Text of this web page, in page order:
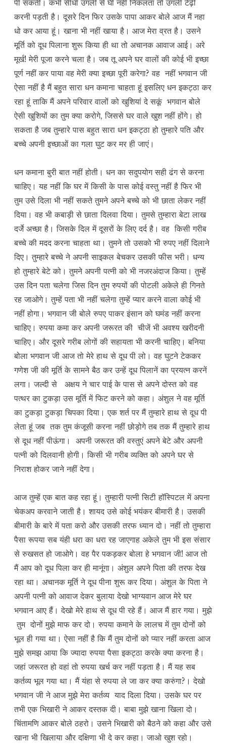
पी सकती। कभी सीधी उंगली से घी नहीं निकलता तो उंगली टेढ़ी
करनी पड़ती है। दूसरे दिन फिर उसके पापा आकर बोले आज मैं नहा
धो कर आया हूं। खाना भी नहीं खाया है। आज मेरा व्रत है। उसने
मूर्ति को दूध पिलाना शुरू किया ही था तो अचानक आवाज आई। अरे
मूर्ख! मेरी पूजा करने चला है। जब तू अपने घर वालों की कोई भी इच्छा
पूर्ण नहीं कर पाया वह मेरी क्या इच्छा पूरी करेगा? वह नहीं भगवान जी
ऐसा नहीं है मैं बहुत सारा धन कमाना चाहता हूं इसलिए धन इकट्ठा कर
रहा हूं ताकि मैं अपने परिवार वालों को खुशियां दे सकूं भगवान बोले
ऐसी खुशियों का तुम क्या करोगे, जिससे घर वाले खुश नहीं होंगे। हो
सकता है जब तुम्हारे पास बहुत सारा धन इकट्ठा हो तुम्हारे पति और
बच्चे अपनी इच्छाओं का गला घुट कर मर ही जाएं।
धन कमाना बुरी बात नहीं होती। धन का सदुपयोग सही ढंग से करना
चाहिए। यह नहीं कि घर में किसी के पास कोई वस्तु नहीं है फिर भी
तुम उसे दिला भी नहीं सकते तुमने अपने बच्चे को भी छाता लेकर नहीं
दिया। वह भी कबाड़ी से छाता दिलवा दिया। तुमसे तुम्हारा बेटा लाख
दर्जे अच्छा है। जिसके दिल में दूसरों के लिए दर्द है। वह किसी गरीब
बच्चे की मदद करना चाहता था। तुमने तो उसको भी रुपए नहीं दिलाने
दिए। तुम्हारे बच्चे ने अपनी साइकल बेचकर उसकी फीस भरी। धन्य
हो तुम्हारे बेटे को। तुमने अपनी पत्नी को भी नजरअंदाज किया। तुम्हें
उस दिन पता चलेगा जिस दिन तुम रुपयों की पोटली अकेले ही गिनते
रह जाओगे। तुम्हें पता भी नहीं चलेगा तुम्हें प्यार करने वाला कोई भी
नहीं होगा। भगवान जी बोले रुपए पाकर इंसान को घमंड नहीं करना
चाहिए। रुपया कमा कर अपनी जरूरत की चीजें भी अवश्य खरीदनी
चाहिए। और दूसरे गरीब लोगों की सहायता भी करनी चाहिए। बनिया
बोला भगवान जी आज तो मेरे हाथ से दूध पी लो। वह घुटने टेककर
गणेश जी की मूर्ति के सामने बैठ कर उन्हें दूध पिलानें का प्रयत्न करनें
लगा। जल्दी से अक्षय ने चार पाई के पास से अपने दोस्त को वह
पत्थर का टुकड़ा उस मूर्ति में फिट करने को कहा। अंशुल ने वह मूर्ति
का टुकड़ा टुकड़ा चिपका दिया। एक शर्त पर मैं तुम्हारे हाथ से दूध पी
लेता हूं जब तक तुम कंजूसी करना नहीं छोड़ोगे तब तक मैं तुम्हारे हाथ
से दूध नहीं पीऊंगा। अपनी जरूरत की वस्तुएं अपने बेटे और अपनी
पत्नी को दिलवानी होगी। किसी भी गरीब व्यक्ति को अपने घर से
निराश होकर जाने नहीं देगा।
आज तुम्हें एक बात कह रहा हूं। तुम्हारी पत्नी सिटी हॉस्पिटल में अपना
चेकअप करवाने जाती है। शायद उसे कोई भयंकर बीमारी है। उसकी
बीमारी के बारे में पता करो और उसकी तरफ ध्यान दो। नहीं तो तुम्हारा
पैसा रूपया सब यंही धरा का धरा रह जाएगाह अकेले तुम भी इस संसार
से रुखसत हो जाओगे। वह पैर पकड़कर बोला हे भगवान जी! आज तो
मैं आप को दूध पिला कर ही मानूंगा। अंशुल अपने पिता की तरफ देख
रहा था। अचानक मूर्ति ने दूध पीना शुरू कर दिया। अंशुल के पिता ने
अपनी पत्नी को आवाज देकर बुलाया देखो भाग्यवान आज मेरे घर
भगवान आए हैं। देखो मेरे हाथ से दूध पी रहे हैं। आज मैं हार गया। मुझे
तुम दोनों मुझे माफ कर दो। रुपया कमाने के लालच में तुम दोनों को
भूल ही गया था। ऐसा नहीं है कि मैं तुम दोनों को प्यार नहीं करता आज
मुझे समझ आया कि ज्यादा रुपया पैसा इकट्ठा करके क्या करना है।
जहां जरूरत हो वहां तो रुपया खर्च कर नहीं पड़ता है। मैं यह सब
कर्तव्य भूल गया था। मैं यंहा से रुपया ले जा कर क्या करुंगा?। देखो
भगवान जी ने आज मुझे मेरा कर्तव्य याद दिला दिया। उसके घर पर
तभी एक भिखारी ने आकर दस्तक दी। बाबा मुझे खाना खिला दो।
चिंतामणि आकर बोले ठहरो। उसने भिखारी को बैठने को कहा और उसे
खाना भी खिलाया और दक्षिणा भी दे कर कहा। जाओ खुश रहो।